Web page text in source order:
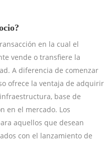
en la cual el
vende o transfiere la
A diferencia de comenzar
ofrece la ventaja de adquirir
base de
en el mercado. Los
aquellos que desean
con el lanzamiento de